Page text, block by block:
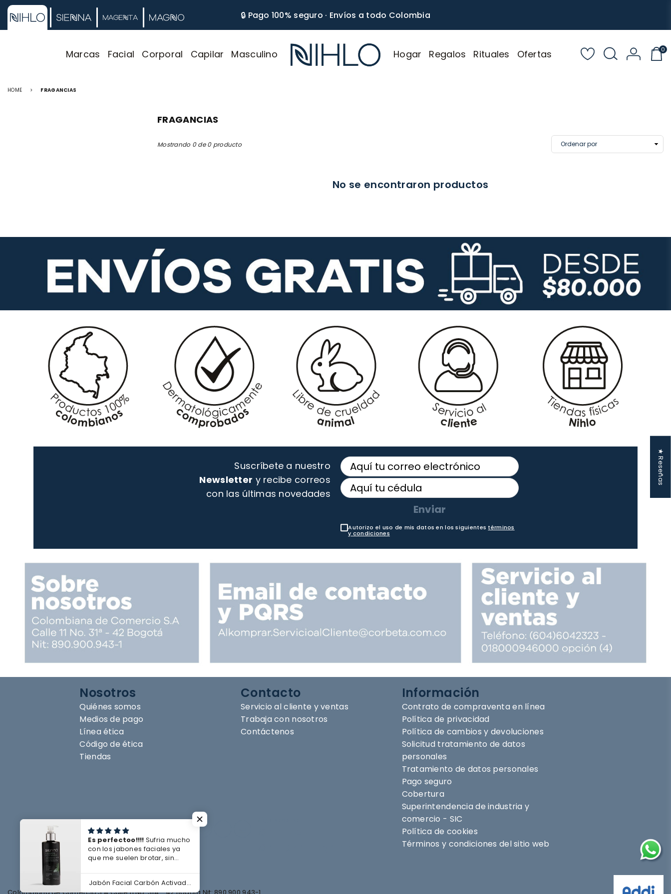
🔒 Pago 100% seguro · Envíos a todo Colombia
Marcas Facial Corporal Capilar Masculino Hogar Regalos Rituales Ofertas 0
HOME > FRAGANCIAS
FRAGANCIAS
Mostrando 0 de 0 producto
No se encontraron productos
Suscríbete a nuestro
Newsletter y recibe correos
con las últimas novedades
Enviar
Autorizo el uso de mis datos en los siguientes términos
y condiciones
Nosotros
Quiénes somos
Medios de pago
Línea ética
Código de ética
Tiendas
Contacto
Servicio al cliente y ventas
Trabaja con nosotros
Contáctenos
Información
Contrato de compraventa en línea
Política de privacidad
Política de cambios y devoluciones
Solicitud tratamiento de datos
personales
Tratamiento de datos personales
Pago seguro
Cobertura
Superintendencia de industria y
comercio - SIC
Política de cookies
Términos y condiciones del sitio web
Es perfectoo!!!!Sufria mucho
con los jabones faciales ya
que me suelen brotar, sin
tan bien, que me deja la piel
suave, limpia profundamenteJabón Facial Carbón Activado 240 ml
★ Reseñas